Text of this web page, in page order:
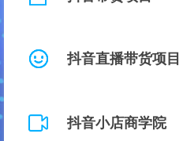
抖音直播带货项目
抖音小店商学院